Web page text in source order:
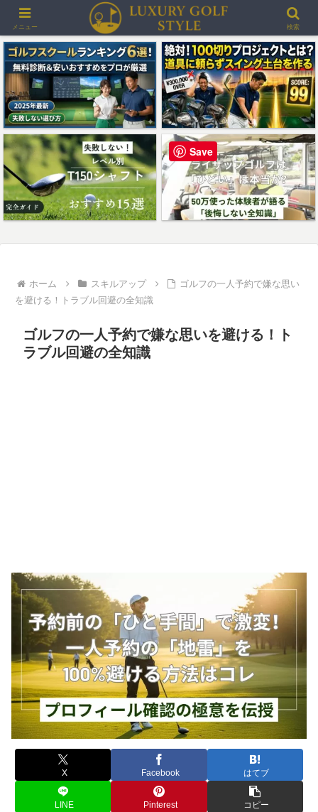
＞＞最大3000ポイントプレゼント！楽天GORAゴルフ場予約
ホーム スキルアップ
ゴルフの一人予約で嫌な思い
を避ける！トラブル回避の全知識
ゴルフの一人予約で嫌な思いを避ける！ト
ラブル回避の全知識
X Facebook はてブ
LINE Pinterest コピー
メニュー 検索
Save